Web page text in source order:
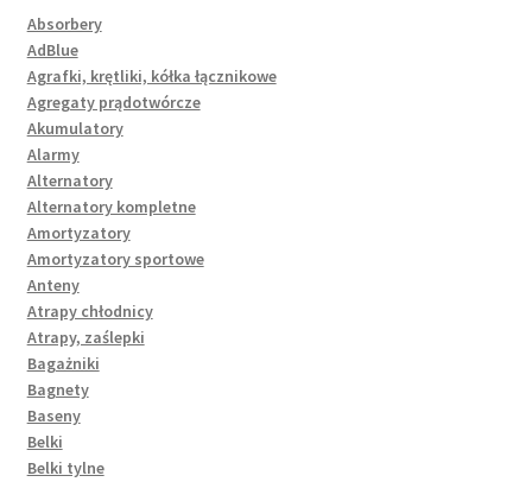
Absorbery
AdBlue
Agrafki, krętliki, kółka łącznikowe
Agregaty prądotwórcze
Akumulatory
Alarmy
Alternatory
Alternatory kompletne
Amortyzatory
Amortyzatory sportowe
Anteny
Atrapy chłodnicy
Atrapy, zaślepki
Bagażniki
Bagnety
Baseny
Belki
Belki tylne